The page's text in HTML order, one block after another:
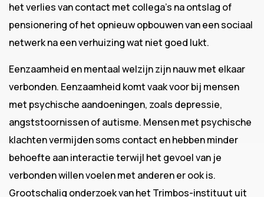
het verlies van contact met collega’s na ontslag of
pensionering of het opnieuw opbouwen van een sociaal
netwerk na een verhuizing wat niet goed lukt.
Eenzaamheid en mentaal welzijn zijn nauw met elkaar
verbonden. Eenzaamheid komt vaak voor bij mensen
met psychische aandoeningen, zoals depressie,
angststoornissen of autisme. Mensen met psychische
klachten vermijden soms contact en hebben minder
behoefte aan interactie terwijl het gevoel van je
verbonden willen voelen met anderen er ook is.
Grootschalig onderzoek van het Trimbos-instituut uit